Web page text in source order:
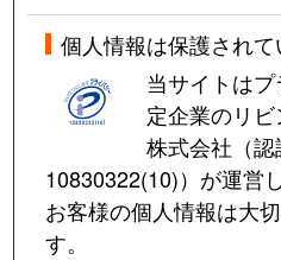
難波中
1,500万円
難波中
1,800万円
難波中
1,700万円
難波中
1,700万円
個人情報は保護されて
当サイトは
定企業のリ
株式会社（認
10830322(10)）が運営
お客様の個人情報は大
す。